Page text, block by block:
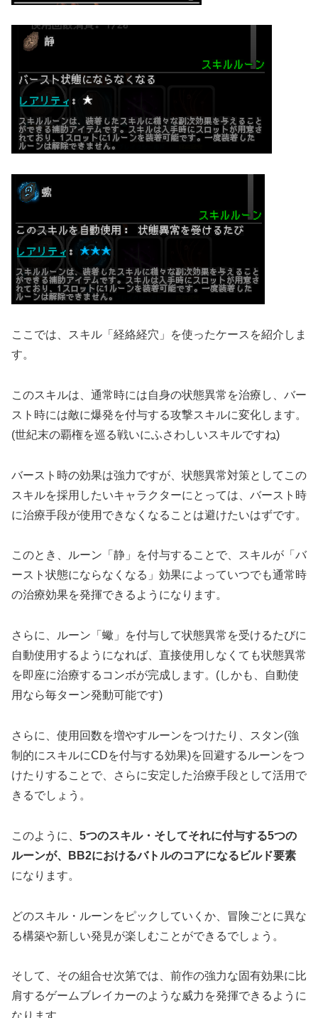
ここでは、スキル「経絡経穴」を使ったケースを紹介しま
す。
このスキルは、通常時には自身の状態異常を治療し、バー
スト時には敵に爆発を付与する攻撃スキルに変化します。
(世紀末の覇権を巡る戦いにふさわしいスキルですね)
バースト時の効果は強力ですが、状態異常対策としてこの
スキルを採用したいキャラクターにとっては、バースト時
に治療手段が使用できなくなることは避けたいはずです。
このとき、ルーン「静」を付与することで、スキルが「バ
ースト状態にならなくなる」効果によっていつでも通常時
の治療効果を発揮できるようになります。
さらに、ルーン「蠍」を付与して状態異常を受けるたびに
自動使用するようになれば、直接使用しなくても状態異常
を即座に治療するコンボが完成します。(しかも、自動使
用なら毎ターン発動可能です)
さらに、使用回数を増やすルーンをつけたり、スタン(強
制的にスキルにCDを付与する効果)を回避するルーンをつ
けたりすることで、さらに安定した治療手段として活用で
きるでしょう。
このように、 5つのスキル・そしてそれに付与する5つの
ルーンが、BB2におけるバトルのコアになるビルド要素
になります。
どのスキル・ルーンをピックしていくか、冒険ごとに異な
る構築や新しい発見が楽しむことができるでしょう。
そして、その組合せ次第では、前作の強力な固有効果に比
肩するゲームブレイカーのような威力を発揮できるように